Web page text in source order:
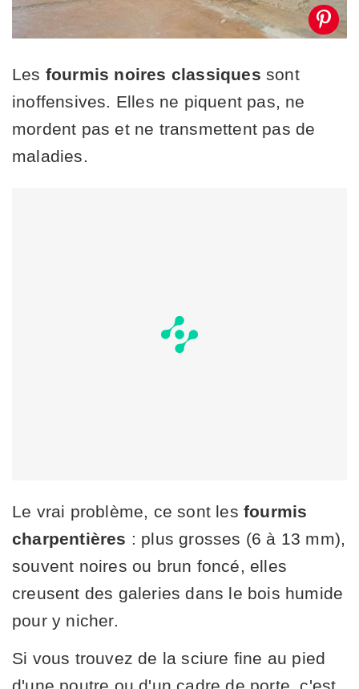
Les fourmis noires classiques sont
inoffensives. Elles ne piquent pas, ne
mordent pas et ne transmettent pas de
maladies.
Le vrai problème, ce sont les fourmis
charpentières : plus grosses (6 à 13 mm),
souvent noires ou brun foncé, elles
creusent des galeries dans le bois humide
pour y nicher.
Si vous trouvez de la sciure fine au pied